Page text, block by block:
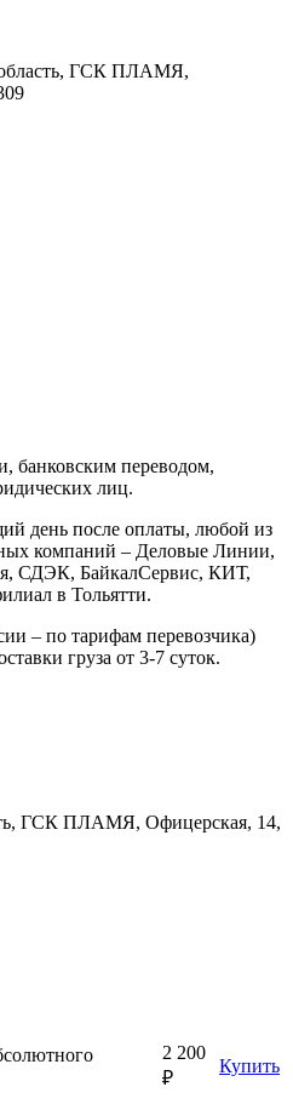
область, ГСК ПЛАМЯ,
банковским переводом,
лиц.
день после оплаты, любой из
компаний – Деловые Линии,
СДЭК, БайкалСервис, КИТ,
в Тольятти.
– по тарифам перевозчика)
груза от 3-7 суток.
ГСК ПЛАМЯ, Офицерская, 14,
2 200
₽
Купить